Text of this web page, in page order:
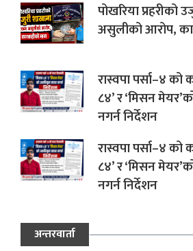
पोखरिया प्रहरीको
असुलीको आरोप,
रास्वपा पर्सा–४ को
८४’ र ‘मिसन
नगर्न निर्देशन
रास्वपा पर्सा–४ को
८४’ र ‘मिसन
नगर्न निर्देशन
अन्तरवार्ता